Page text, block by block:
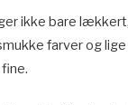
ikke bare
farver og